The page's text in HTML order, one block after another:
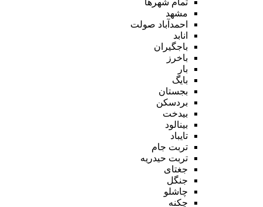
مشهد
احمدآباد صولت
انابد
باجگیران
باخرز
بار
بایگ
بجستان
بردسکن
بیدخت
بینالود
تایباد
تربت جام
تربت حیدریه
جغتای
جنگل
چاشلو
چکنه